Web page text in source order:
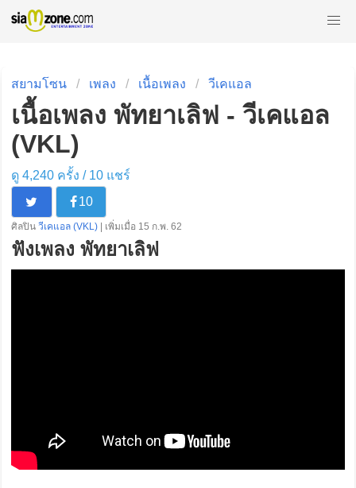
สยามโซน เพลง เนื้อเพลง วีเคแอล
เนื้อเพลง พัทยาเลิฟ - วีเคแอล
(VKL)
ดู 4,240 ครั้ง / 10แชร์
10
ศิลปิน วีเคแอล (VKL) | เพิ่มเมื่อ 15 ก.พ. 62
ฟังเพลง พัทยาเลิฟ